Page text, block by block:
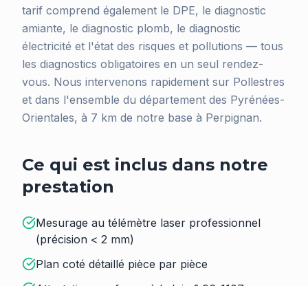
tarif comprend également le DPE, le diagnostic
amiante, le diagnostic plomb, le diagnostic
électricité et l'état des risques et pollutions — tous
les diagnostics obligatoires en un seul rendez-
vous. Nous intervenons rapidement sur Pollestres
et dans l'ensemble du département des Pyrénées-
Orientales, à 7 km de notre base à Perpignan.
Ce qui est inclus dans notre
prestation
Mesurage au télémètre laser professionnel
(précision < 2 mm)
Plan coté détaillé pièce par pièce